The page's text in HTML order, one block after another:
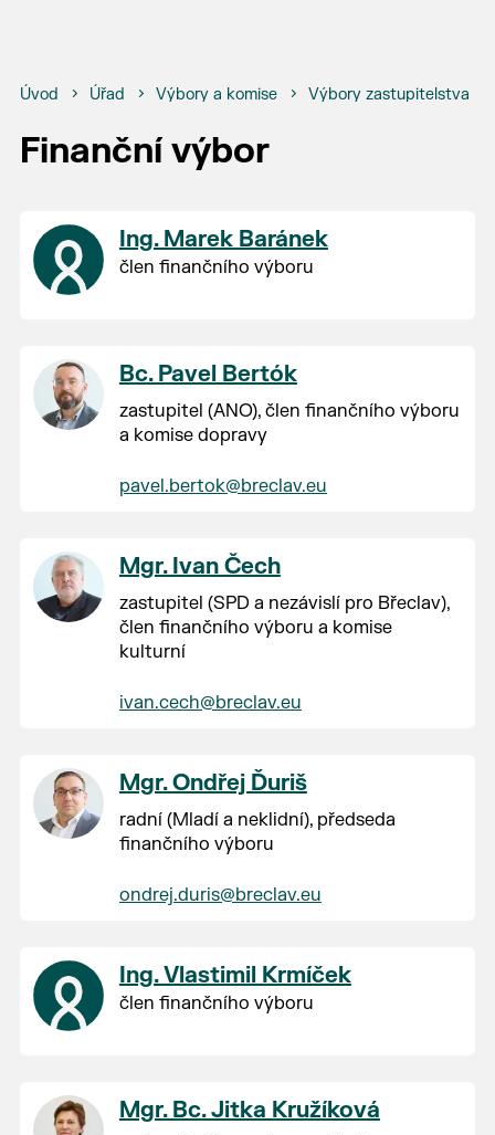
Úvod Úřad Výbory a komise Výbory zastupitelstva
Finanční výbor
Ing. Marek Baránek
člen finančního výboru
Bc. Pavel Bertók
zastupitel (ANO), člen finančního výboru
a komise dopravy
pavel.bertok@breclav.eu
Mgr. Ivan Čech
zastupitel (SPD a nezávislí pro Břeclav),
člen finančního výboru a komise
kulturní
ivan.cech@breclav.eu
Mgr. Ondřej Ďuriš
radní (Mladí a neklidní), předseda
finančního výboru
ondrej.duris@breclav.eu
Ing. Vlastimil Krmíček
člen finančního výboru
Mgr. Bc. Jitka Kružíková